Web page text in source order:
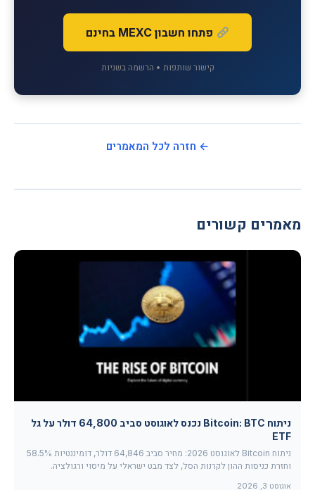
פתחו חשבון MEXC בחינם
קישור שותפות • הרשמה בשניות
← חזרה לכל המאמרים
מאמרים קשורים
ניתוח Bitcoin: BTC נכנס לאוגוסט סביב 64,800 דולר על גל
ETF
ניתוח Bitcoin לאוגוסט 2026: מחיר סביב 64,846 דולר, דומיננטיות 58.5%
וחזרת כניסות ההון לקרנות הסל, לצד מבט ישראלי על מיסוי ורגולציה.
אוגוסט 3, 2026